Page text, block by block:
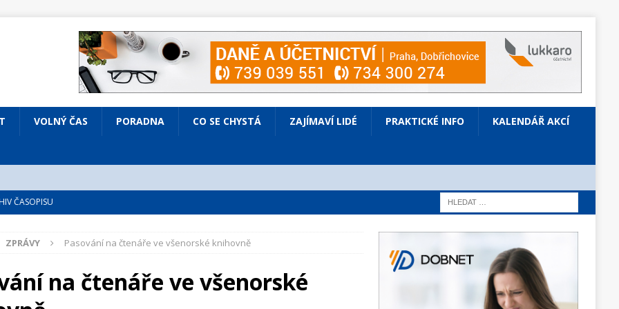
VOLNÝ ČAS PORADNA CO SE CHYSTÁ ZAJÍMAVÍ LIDÉ PRAKTICKÉ INFO KALENDÁŘ AKCÍ
ČASOPISU
VOLNÝ ČAS
Prodaná nevěsta
KULTURA
ZPRÁVY Pasování na čtenáře ve všenorské knihovně
na čtenáře ve všenorské